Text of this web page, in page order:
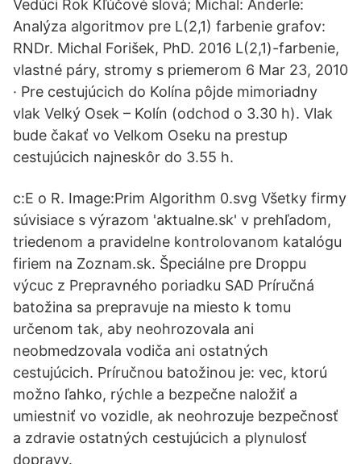
Vedúci Rok Kľúčové slová; Michal: Anderle:
Analýza algoritmov pre L(2,1) farbenie grafov:
RNDr. Michal Forišek, PhD. 2016 L(2,1)-farbenie,
vlastné páry, stromy s priemerom 6 Mar 23, 2010
· Pre cestujúcich do Kolína pôjde mimoriadny
vlak Velký Osek – Kolín (odchod o 3.30 h). Vlak
bude čakať vo Velkom Oseku na prestup
cestujúcich najneskôr do 3.55 h.
c:E o R. Image:Prim Algorithm 0.svg Všetky firmy
súvisiace s výrazom 'aktualne.sk' v prehľadom,
triedenom a pravidelne kontrolovanom katalógu
firiem na Zoznam.sk. Špeciálne pre Droppu
výcuc z Prepravného poriadku SAD Príručná
batožina sa prepravuje na miesto k tomu
určenom tak, aby neohrozovala ani
neobmedzovala vodiča ani ostatných
cestujúcich. Príručnou batožinou je: vec, ktorú
možno ľahko, rýchle a bezpečne naložiť a
umiestniť vo vozidle, ak neohrozuje bezpečnosť
a zdravie ostatných cestujúcich a plynulosť
dopravy.